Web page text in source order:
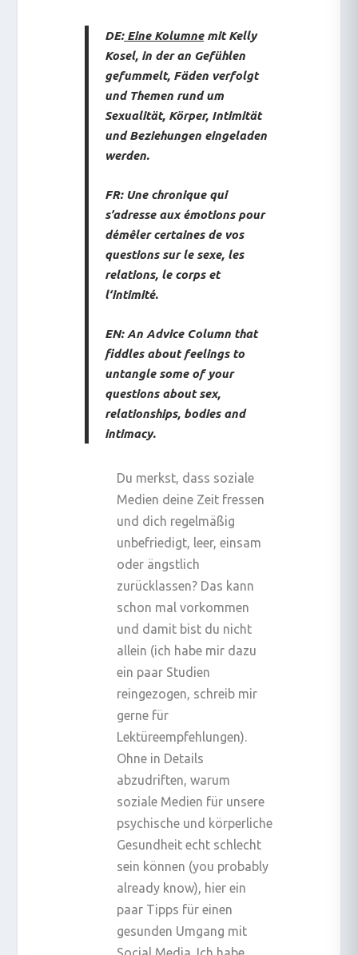
DE:Eine Kolumnemit Kelly
Kosel, in der an Gefühlen
gefummelt, Fäden verfolgt
und Themen rund um
Sexualität, Körper, Intimität
und Beziehungen eingeladen
werden.
FR: Une chronique qui
s’adresse aux émotions pour
démêler certaines de vos
questions sur le sexe, les
relations, le corps et
l‘intimité.
EN: An Advice Column that
fiddles about feelings to
untangle some of your
questions about sex,
relationships, bodies and
intimacy.
Du merkst, dass soziale
Medien deine Zeit fressen
und dich regelmäßig
unbefriedigt, leer, einsam
oder ängstlich
zurücklassen? Das kann
schon mal vorkommen
und damit bist du nicht
allein (ich habe mir dazu
ein paar Studien
reingezogen, schreib mir
gerne für
Lektüreempfehlungen).
Ohne in Details
abzudriften, warum
soziale Medien für unsere
psychische und körperliche
Gesundheit echt schlecht
sein können (you probably
already know), hier ein
paar Tipps für einen
gesunden Umgang mit